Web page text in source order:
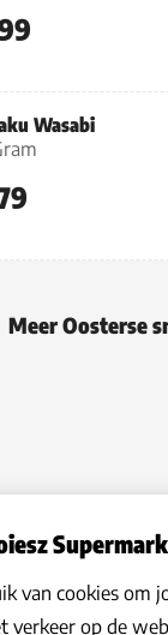
Wasabi
Meer Oosterse
Algemene voorwaarden |
van cookies om
verkeer op de